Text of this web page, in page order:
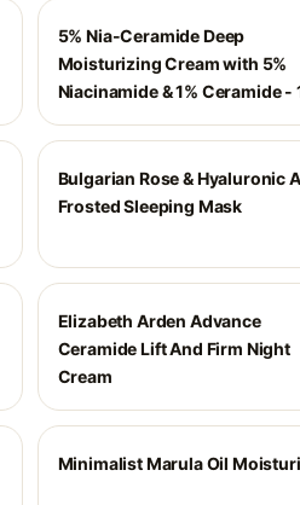
5% Nia-Ceramide Deep
Moisturizing Cream with 5%
Niacinamide & 1% Ceramide -
Bulgarian Rose & Hyaluronic
Frosted Sleeping Mask
Elizabeth Arden Advance
Ceramide Lift And Firm Night
Cream
Minimalist Marula Oil